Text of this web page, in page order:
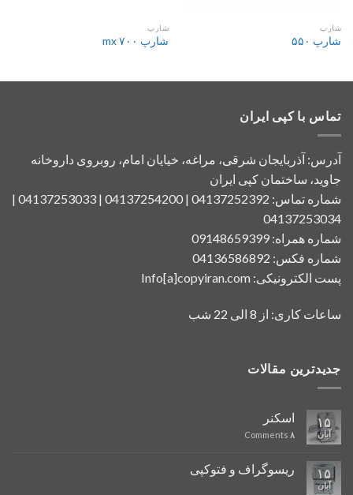
شارپ
شارپ ۵۵۰
شارپ
شارپ ۷۰۰ mx
تماس با کپی ایران
آدرس: آذربایجان شرقی، مراغه، خیایان امام، روبروی داروخانه
جاوید، ساختمان کپی ایران
شماره تماس: 04137252392 | 04137254200 | 04137253033 |
04137253034
شماره همراه: 09148659399
شماره فکس: 04136586892
پست الکترونیکی: Info[a]copyiran.com
ساعات کاری: از 8 الی 22 شب
جدیدترین مقالات
۱۵
آبان
اسکنر
۸
۱۵
آبان
ریسوگراف و فتوکپی